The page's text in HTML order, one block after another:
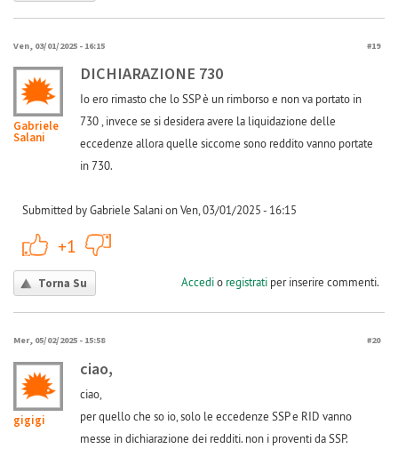
Ven, 03/01/2025 - 16:15 #19
Gabriele
Salani
DICHIARAZIONE 730
Io ero rimasto che lo SSP è un rimborso e non va portato in
730 , invece se si desidera avere la liquidazione delle
eccedenze allora quelle siccome sono reddito vanno portate
in 730.
Submitted by Gabriele Salani on Ven, 03/01/2025 - 16:15
+1
Torna Su Accedio registratiper inserire commenti.
Mer, 05/02/2025 - 15:58 #20
gigigi
ciao,
ciao,
per quello che so io, solo le eccedenze SSP e RID vanno
messe in dichiarazione dei redditi. non i proventi da SSP.